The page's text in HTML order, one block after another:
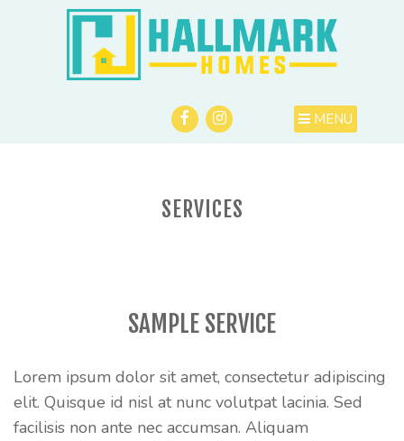
MENU
SERVICES
SAMPLE SERVICE
Lorem ipsum dolor sit amet, consectetur adipiscing
elit. Quisque id nisl at nunc volutpat lacinia. Sed
facilisis non ante nec accumsan. Aliquam